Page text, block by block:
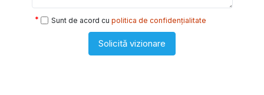
Sunt de acord cu politica de confidențialitate
Solicită vizionare